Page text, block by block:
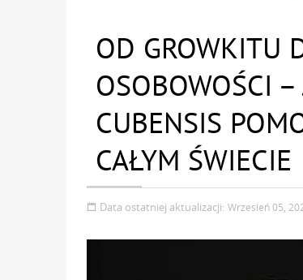
OD GROWKITU
OSOBOWOŚCI
CUBENSIS
CAŁYM ŚWIECIE
Data ostatniej aktualizacji: Wrzesień 05,